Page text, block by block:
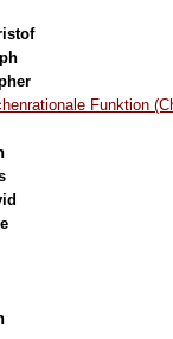
Funktion